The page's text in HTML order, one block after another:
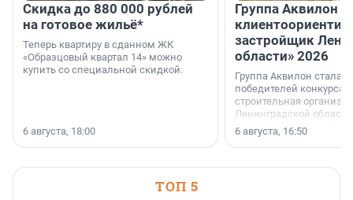
Скидка до 880 000 рублей
на готовое жильё*
Теперь квартиру в сданном ЖК
«Образцовый квартал 14» можно
купить со специальной скидкой.
6 августа, 18:00
Группа Аквилон
застройщик
области» 2026
Группа Аквилон стала
победителей конкурса
строительная
Ленинградской области
номинации «Самый
застройщик
области».
6 августа, 16:50
ТОП 5